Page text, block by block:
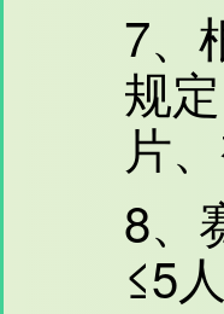
7、
规
片
8、
≤5